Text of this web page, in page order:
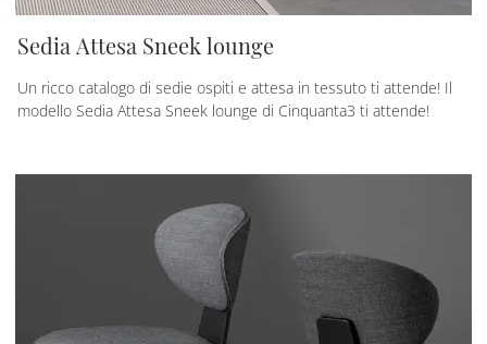
Sedia Attesa Sneek lounge
Un ricco catalogo di sedie ospiti e attesa in tessuto ti attende! Il
modello Sedia Attesa Sneek lounge di Cinquanta3 ti attende!